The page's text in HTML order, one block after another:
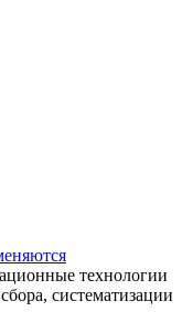
технологии
систематизации